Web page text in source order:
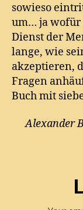
sowieso
um… ja wofür
Dienst der
lange, wie
akzeptieren,
Fragen
Buch mit
Alexander